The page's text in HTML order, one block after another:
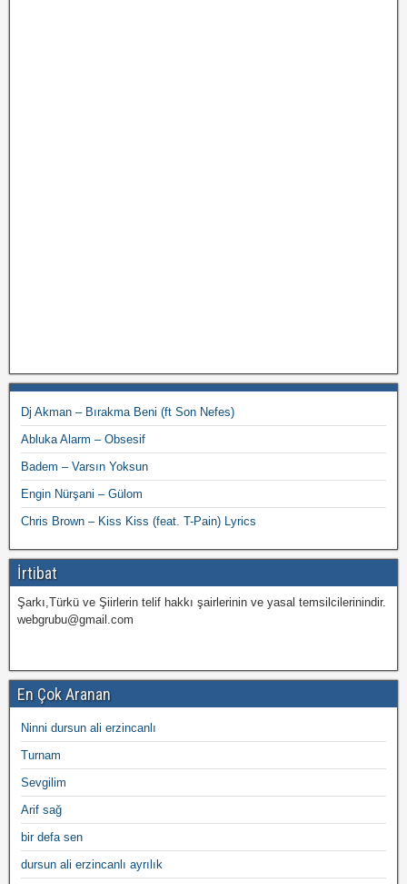
Dj Akman – Bırakma Beni (ft Son Nefes)
Abluka Alarm – Obsesif
Badem – Varsın Yoksun
Engin Nürşani – Gülom
Chris Brown – Kiss Kiss (feat. T-Pain) Lyrics
İrtibat
Şarkı,Türkü ve Şiirlerin telif hakkı şairlerinin ve yasal temsilcilerinindir.
webgrubu@gmail.com
En Çok Aranan
Ninni dursun ali erzincanlı
Turnam
Sevgilim
Arif sağ
bir defa sen
dursun ali erzincanlı ayrılık